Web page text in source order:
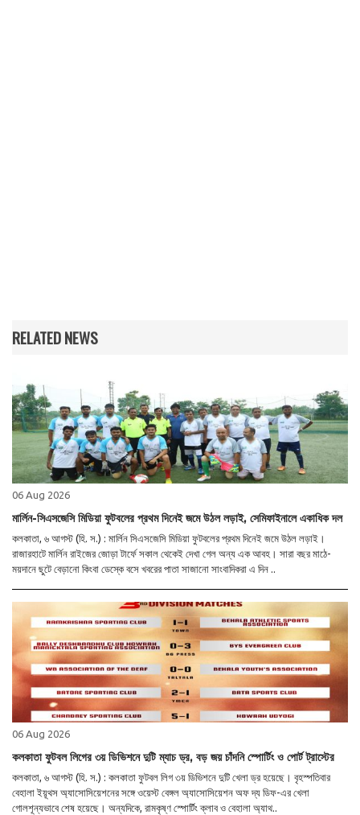
RELATED NEWS
06 Aug 2026
মার্লিন-সিএসজেসি মিডিয়া ফুটবলের প্রথম দিনেই জমে উঠল লড়াই, সেমিফাইনালে একাধিক দল
কলকাতা, ৬ আগস্ট (হি. স.) : মার্লিন সিএসজেসি মিডিয়া ফুটবলের প্রথম দিনেই জমে উঠল লড়াই।
রাজারহাটে মার্লিন রাইজের জোড়া টার্ফে সকাল থেকেই দেখা গেল অন্য এক আবহ। সারা বছর মাঠে-
ময়দানে ছুটে বেড়ানো কিংবা ডেস্কে বসে খবরের পাতা সাজানো সাংবাদিকরা এ দিন ..
06 Aug 2026
কলকাতা ফুটবল লিগের ৩য় ডিভিশনে দুটি ম্যাচ ড্র, বড় জয় চাঁদনি স্পোর্টিং ও পোর্ট ট্রাস্টের
কলকাতা, ৬ আগস্ট (হি. স.) : কলকাতা ফুটবল লিগ ৩য় ডিভিশনে দুটি খেলা ড্র হয়েছে। বৃহস্পতিবার
বেহালা ইয়ূথস অ্যাসোসিয়েশনের সঙ্গে ওয়েস্ট বেঙ্গল অ্যাসোসিয়েশন অফ দ্য ডিফ-এর খেলা
গোলশূন্যভাবে শেষ হয়েছে। অন্যদিকে, রামকৃষ্ণ স্পোর্টিং ক্লাব ও বেহালা অ্যাথ..